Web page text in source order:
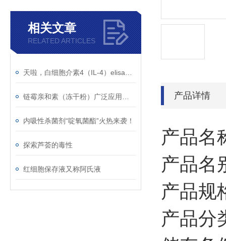
相关文章
RELATED ARTICLES
内吸性杀菌剂“啶氧菌酯”火热来袭！
探索芦荟的毒性
红细胞保存液又称阿氏液
产品详情
产品名
产品名
产品规
产品分